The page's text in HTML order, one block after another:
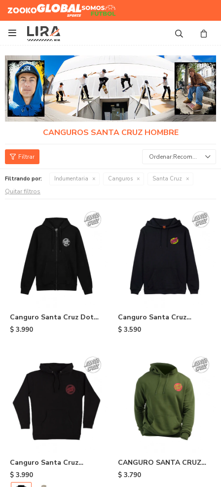
Zooko Global Sports
Somos
Futbol

CANGUROS SANTA CRUZ HOMBRE
Recomendados
Filtrando por: Indumentaria Canguros Santa Cruz
Quitar filtros
Canguro Santa Cruz Dot
Zip - Black
$ 3.990
Canguro Santa Cruz
Screaming Slime - Black
$ 3.590
Canguro Santa Cruz
Fechado Loco - Black
$ 3.990
CANGURO SANTA CRUZ
CLASSIC DOT S MIL -
$ 3.790